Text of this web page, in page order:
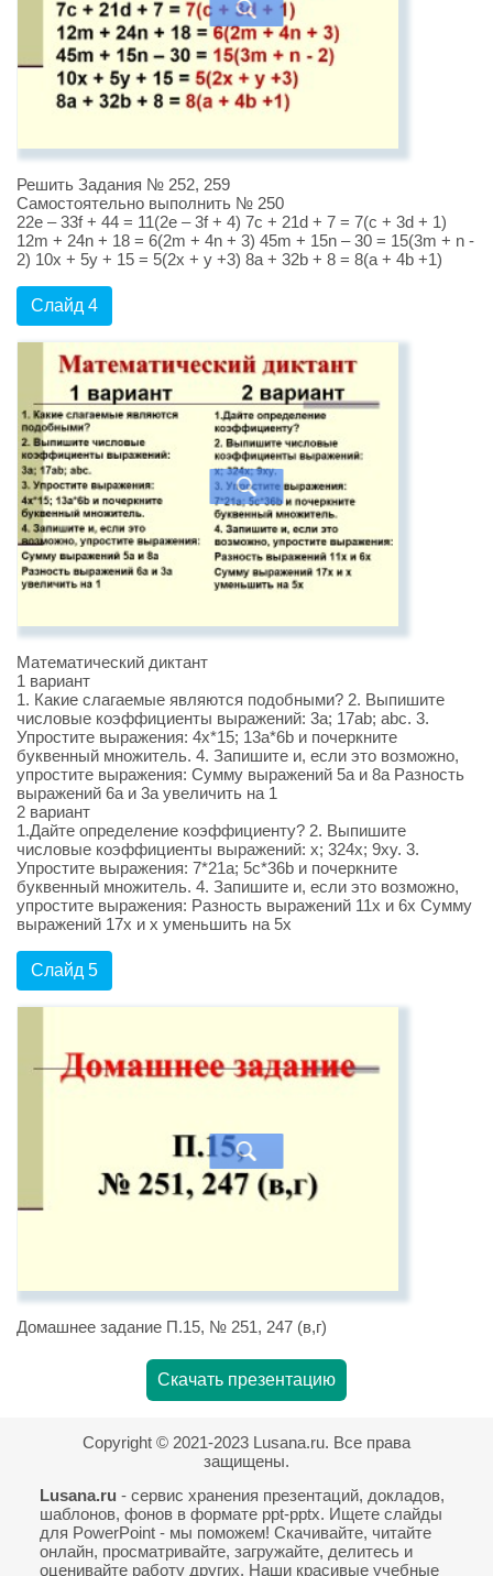
Решить Задания № 252, 259
Самостоятельно выполнить № 250
22e – 33f + 44 = 11(2e – 3f + 4) 7c + 21d + 7 = 7(c + 3d + 1)
12m + 24n + 18 = 6(2m + 4n + 3) 45m + 15n – 30 = 15(3m + n -
2) 10x + 5y + 15 = 5(2x + y +3) 8a + 32b + 8 = 8(a + 4b +1)
Слайд 4
Математический диктант
1 вариант
1. Какие слагаемые являются подобными? 2. Выпишите
числовые коэффициенты выражений: 3a; 17ab; abc. 3.
Упростите выражения: 4x*15; 13a*6b и почеркните
буквенный множитель. 4. Запишите и, если это возможно,
упростите выражения: Сумму выражений 5a и 8a Разность
выражений 6a и 3a увеличить на 1
2 вариант
1.Дайте определение коэффициенту? 2. Выпишите
числовые коэффициенты выражений: x; 324x; 9xy. 3.
Упростите выражения: 7*21a; 5c*36b и почеркните
буквенный множитель. 4. Запишите и, если это возможно,
упростите выражения: Разность выражений 11x и 6x Сумму
выражений 17x и x уменьшить на 5x
Слайд 5
Домашнее задание П.15, № 251, 247 (в,г)
Скачать презентацию
Copyright © 2021-2023 Lusana.ru. Все права
защищены.
Lusana.ru - сервис хранения презентаций, докладов,
шаблонов, фонов в формате ppt-pptx. Ищете слайды
для PowerPoint - мы поможем! Скачивайте, читайте
онлайн, просматривайте, загружайте, делитесь и
оценивайте работу других. Наши красивые учебные